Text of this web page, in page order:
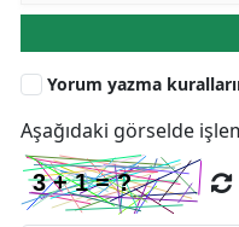
Yorum yazma
Aşağıdaki görselde